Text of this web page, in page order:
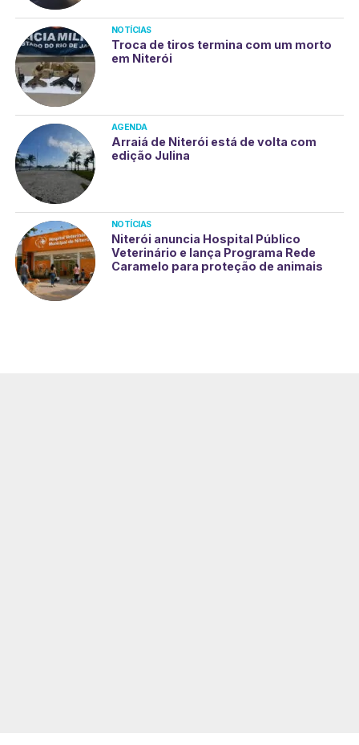
NOTÍCIAS
Troca de tiros termina com um morto
em Niterói
AGENDA
Arraiá de Niterói está de volta com
edição Julina
NOTÍCIAS
Niterói anuncia Hospital Público
Veterinário e lança Programa Rede
Caramelo para proteção de animais